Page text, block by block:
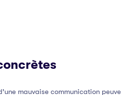
mauvaise communication